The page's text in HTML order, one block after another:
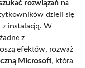
rozwiązań na
dzieli się
z instalacją. W
z
efektów, rozważ
Microsoft, która